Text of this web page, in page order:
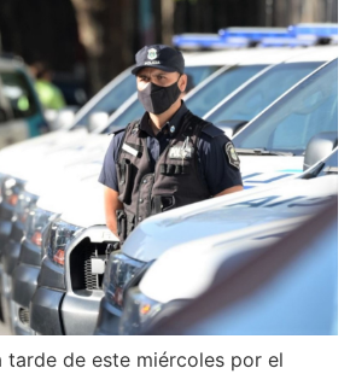
tarde de este miércoles por el